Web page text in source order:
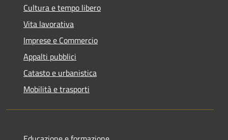
Cultura e tempo libero
Vita lavorativa
Imprese e Commercio
Appalti pubblici
Catasto e urbanistica
Mobilità e trasporti